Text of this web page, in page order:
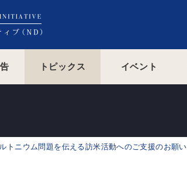
トピックス イベント
トニウム問題を伝える訪米活動へのご支援のお願い